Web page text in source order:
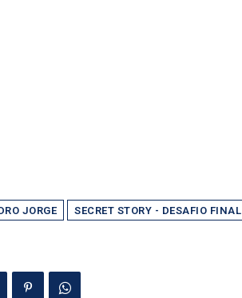
JORGE SECRET STORY - DESAFIO FINAL